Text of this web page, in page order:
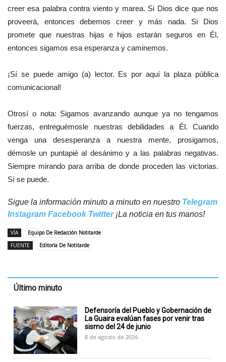
creer esa palabra contra viento y marea. Si Dios dice que nos
proveerá, entonces debemos creer y más nada. Si Dios
promete que nuestras hijas e hijos estarán seguros en Él,
entonces sigamos esa esperanza y caminemos.
¡Sí se puede amigo (a) lector. Es por aquí la plaza pública
comunicacional!
Otrosí o nota: Sigamos avanzando aunque ya no tengamos
fuerzas, entreguémosle nuestras debilidades a Él. Cuando
venga una desesperanza a nuestra mente, prosigamos,
démosle un puntapié al desánimo y a las palabras negativas.
Siempre mirando para arriba de donde proceden las victorias.
Sí se puede.
Sigue la información minuto a minuto en nuestro Telegram
Instagram Facebook Twitter¡La noticia en tus manos!
VÍA
Equipo De Redacción Notitarde
FUENTE
Editoría De Notitarde
Último minuto
Defensoría del Pueblo y Gobernación de
La Guaira evalúan fases por venir tras
sismo del 24 de junio
8 de agosto de 2026